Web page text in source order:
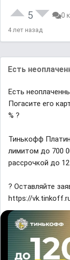
5 0
4 лет назад
Есть
Есть
Погасите его
% ?
Тинькофф
лимитом до 700
рассрочкой до
? Оставляйте
https://